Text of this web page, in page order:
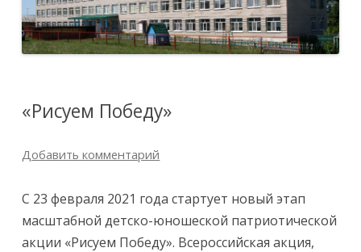
«Рисуем Победу»
Добавить комментарий
С 23 февраля 2021 года стартует новый этап
масштабной детско-юношеской патриотической
акции «Рисуем Победу». Всероссийская акция,